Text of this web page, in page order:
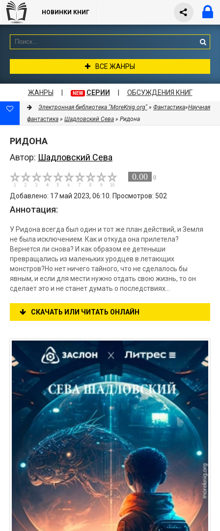
НОВИНКИ КНИГ
ВСЕ ЖАНРЫ
ЖАНРЫ NEW СЕРИИ ОБСУЖДЕНИЯ КНИГ
Электронная библиотека "MoreKnig.org" » Фантастика»Научная
фантастика » Шадловский Сева » Ридона
РИДОНА
Автор: Шадловский Сева
0.00 0
Добавлено: 17 май 2023, 06:10. Просмотров: 502
Аннотация:
У Ридона всегда был один и тот же план действий, и Земля
не была исключением. Как и откуда она прилетела?
Вернется ли снова? И как образом ее детеныши
превращались из маленьких уродцев в летающих
монстров?Но нет ничего тайного, что не сделалось бы
явным, и если для мести нужно отдать свою жизнь, то он
сделает это и не станет думать о последствиях…
СКАЧАТЬ ИЛИ ЧИТАТЬ ОНЛАЙН